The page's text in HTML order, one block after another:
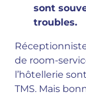
sont
troubles.
de room-
l’hôtellerie
TMS. Mais